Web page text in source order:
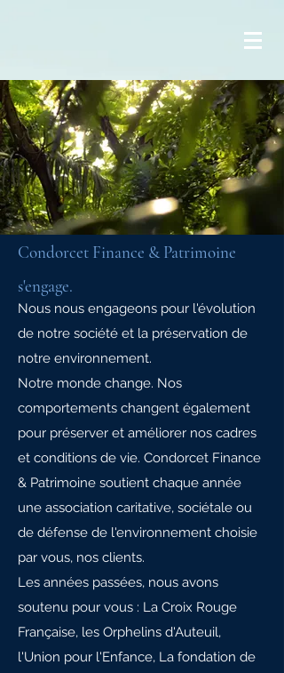
Nous nous engageons pour l'évolution
de notre société et la préservation de
notre environnement.
Notre monde change. Nos
comportements changent également
pour préserver et améliorer nos cadres
et conditions de vie. Condorcet Finance
& Patrimoine soutient chaque année
une association caritative, sociétale ou
de défense de l'environnement choisie
par vous, nos clients.
Les années passées, nous avons
soutenu pour vous : La Croix Rouge
Française, les Orphelins d'Auteuil,
l'Union pour l'Enfance, La fondation de
Condorcet Finance & Patrimoine
s'engage.